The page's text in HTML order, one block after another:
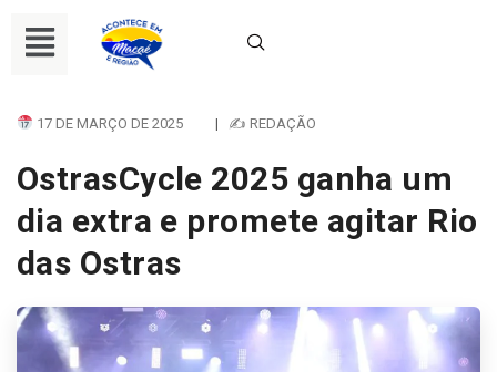
17 DE MARÇO DE 2025 | ✍ REDAÇÃO
OstrasCycle 2025 ganha um
dia extra e promete agitar Rio
das Ostras